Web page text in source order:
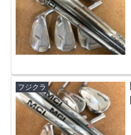
フジクラ